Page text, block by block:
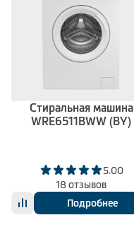
Стиральная машина
WRE6511BWW (BY)
5.00
18 отзывов
Подробнее